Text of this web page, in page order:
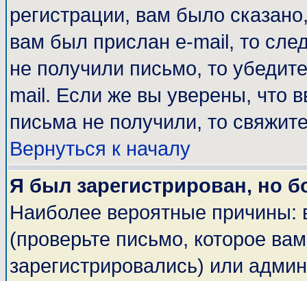
регистрации, вам было
вам был прислан e-mail, то
не получили письмо, то
mail. Если же вы уверены, что
письма не получили, то
Вернуться к началу
Я был зарегистрирован, но
Наиболее вероятные причины:
(проверьте письмо, которое
зарегистрировались) или